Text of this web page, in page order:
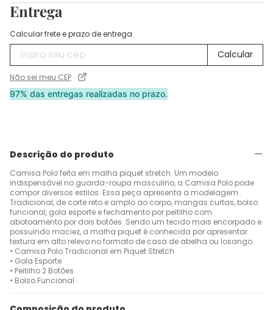
Entrega
Calcular frete e prazo de entrega
Não sei meu CEP
97% das entregas realizadas no prazo.
Descrição do produto
Camisa Polo feita em malha piquet stretch. Um modelo
indispensável no guarda-roupa masculino, a Camisa Polo pode
compor diversos estilos. Essa peça apresenta a modelagem
Tradicional, de corte reto e amplo ao corpo, mangas curtas, bolso
funcional, gola esporte e fechamento por peitilho com
abotoamento por dois botões. Sendo um tecido mais encorpado e
possuindo maciez, a malha piquet é conhecida por apresentar
textura em alto relevo no formato de casa de abelha ou losango.
• Camisa Polo Tradicional em Piquet Stretch
• Gola Esporte
• Peitilho 2 Botões
• Bolso Funcional